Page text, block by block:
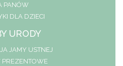
PANÓW
DLA DZIECI
URODY
JAMY USTNEJ
PREZENTOWE